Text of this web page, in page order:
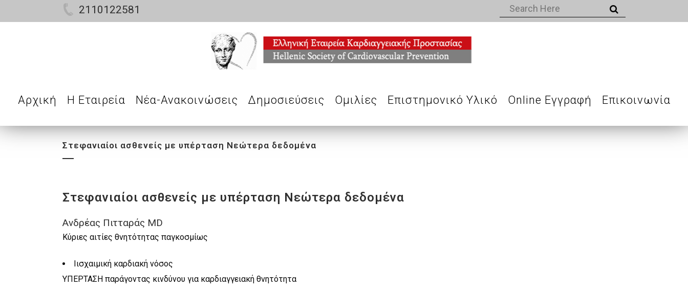
2110122581
Αρχική Η Εταιρεία Νέα-Ανακοινώσεις Δημοσιεύσεις Ομιλίες Επιστημονικό Υλικό Online Εγγραφή Επικοινωνία
Στεφανιαίοι ασθενείς με υπέρταση Νεώτερα δεδομένα
Στεφανιαίοι ασθενείς με υπέρταση Νεώτερα δεδομένα
Ανδρέας Πιτταράς MD
Κύριες αιτίες θνητότητας παγκοσμίως
Iισχαιμική καρδιακή νόσος
ΥΠΕΡΤΑΣΗ παράγοντας κινδύνου για καρδιαγγειακή θνητότητα